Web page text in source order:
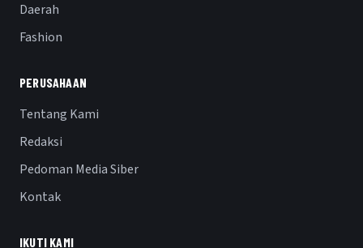
Daerah
Fashion
PERUSAHAAN
Tentang Kami
Redaksi
Pedoman Media Siber
Kontak
IKUTI KAMI